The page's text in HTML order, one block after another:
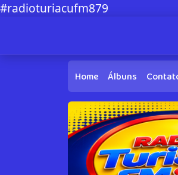
#radioturiacufm879
Home Álbuns